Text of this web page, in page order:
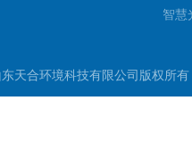
智慧
智慧
天合环境科技有限公司版权